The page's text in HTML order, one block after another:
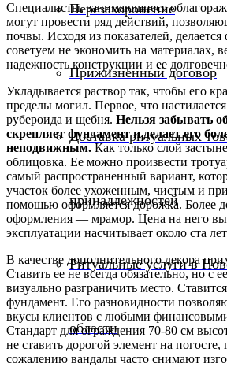
Перезахоронение
Прижизненный договор
Доставка ритуальных
принадлежностей
Ритуальные услуги в
области
Специалисты, занимающиеся
могут провести ряд действий,
почвы. Исходя из показателей,
советуем не экономить на материалах,
надежность конструкции и ее
Укладывается раствор так, чтобы его
пределы могил. Первое, что
рубероида и щебня. Нельзя забывать
скрепляет фундамент и делает его
неподвижным. Как только слой
облицовка. Ее можно произвести
самый распространенный вариант,
участок более ухоженным, чистым и
помощью оформляется дорожка. Более
оформления — мрамор. Цена на него
эксплуатации насчитывает около ста
В качестве дополнительного декора
Ставить ее не всегда обязательно, но с
визуально разграничить место.
фундамент. Его разновидности
вкусы клиентов с любыми
Стандарт для ограждения 70-80 см
не ставить дорогой элемент на
сожалению вандалы часто снимают